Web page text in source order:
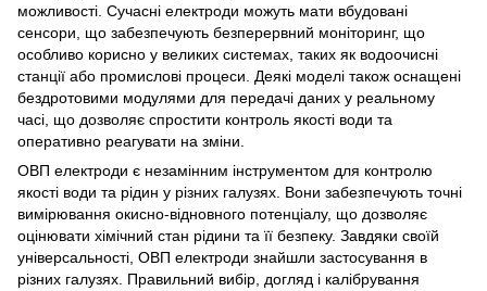
можливості. Сучасні електроди можуть мати вбудовані
сенсори, що забезпечують безперервний моніторинг, що
особливо корисно у великих системах, таких як водоочисні
станції або промислові процеси. Деякі моделі також оснащені
бездротовими модулями для передачі даних у реальному
часі, що дозволяє спростити контроль якості води та
оперативно реагувати на зміни.
ОВП електроди є незамінним інструментом для контролю
якості води та рідин у різних галузях. Вони забезпечують точні
вимірювання окисно-відновного потенціалу, що дозволяє
оцінювати хімічний стан рідини та її безпеку. Завдяки своїй
універсальності, ОВП електроди знайшли застосування в
різних галузях. Правильний вибір, догляд і калібрування